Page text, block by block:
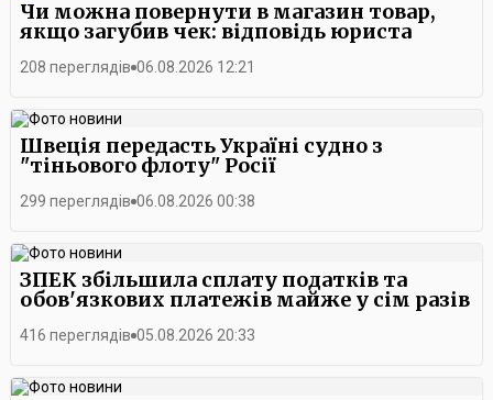
Чи можна повернути в магазин товар,
якщо загубив чек: відповідь юриста
208 переглядів 06.08.2026 12:21
Швеція передасть Україні судно з
"тіньового флоту" Росії
299 переглядів 06.08.2026 00:38
ЗПЕК збільшила сплату податків та
обов'язкових платежів майже у сім разів
416 переглядів 05.08.2026 20:33